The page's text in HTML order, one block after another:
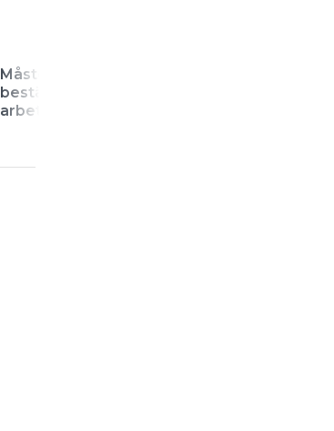
Måste jag betala
beställarens ÄTA-
arbeten?